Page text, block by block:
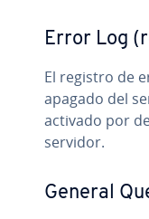
Error Log
El registro de
apagado del
activado por
servidor.
General